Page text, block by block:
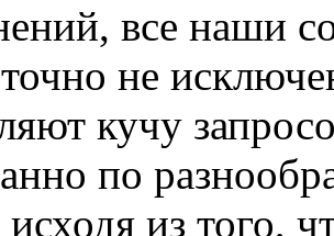
все наши
не
кучу
по
из того,